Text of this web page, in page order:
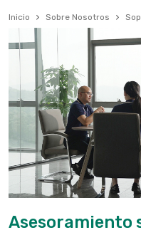
Inicio Sobre Nosotros
Asesoramiento